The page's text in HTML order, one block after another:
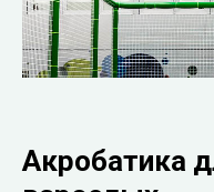
Акробатика